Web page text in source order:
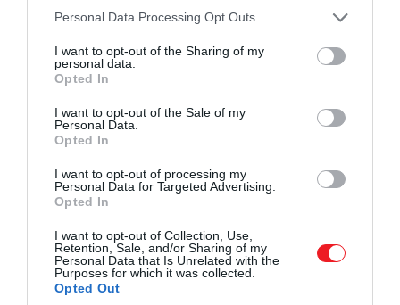
Please note that this website/app uses one or more Google
not limited to your visit or usage behaviour. You may click to
grant or deny consent to Google and its third-party tags to
use your data for below specified purposes in below Google
consent section.
Personal Data Processing Opt Outs
I want to opt-out of the Sharing of my
personal data.
Opted In
I want to opt-out of the Sale of my
Personal Data.
Opted In
I want to opt-out of processing my
Personal Data for Targeted Advertising.
Opted In
I want to opt-out of Collection, Use,
Retention, Sale, and/or Sharing of my
Personal Data that Is Unrelated with the
Purposes for which it was collected.
Opted Out
Illusztráció
A jelenség különösen aggasztó, mert a szennyezés
hanem a mindennapi emberi tevékenység
mellékterméke. A modern szennyvíztisztító
gyógyszerek és illegális szerek mikroszkopikus
maradványait, ígya tavak és folyók valójában
egyre többféle vegyi anyagot hordoznak